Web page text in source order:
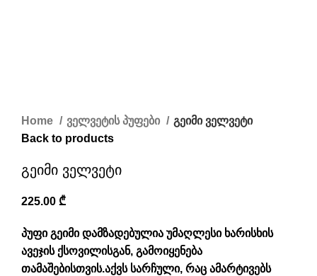
Home ველვეტის პუფები
გეიმი ველვეტი
Back to products
გეიმი ველვეტი
225.00 ₾
პუფი გეიმი დამზადებულია უმაღლესი ხარისხის
ავეჯის ქსოვილისგან, გამოიყენება
თამაშებისთვის.აქვს სარჩული, რაც ამარტივებს